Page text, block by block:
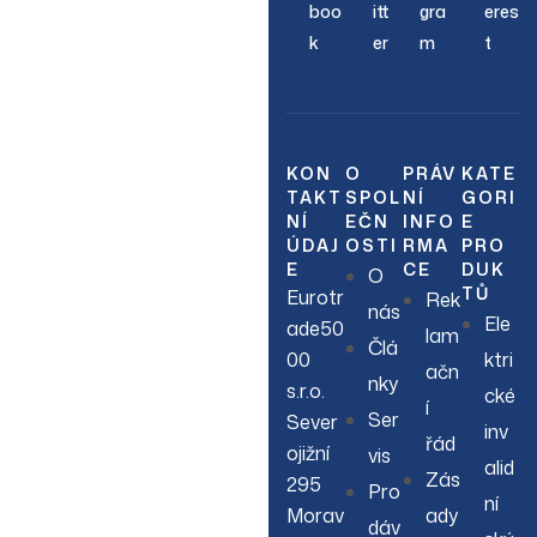
boo
k
itt
er
gra
m
eres
t
KON
TAKT
NÍ
ÚDAJ
E
Eurotr
ade50
00
s.r.o.
Sever
ojižní
295
Morav
O
SPOL
EČN
OSTI
O
nás
Člá
nky
Ser
vis
Pro
dáv
PRÁV
NÍ
INFO
RMA
CE
Rek
lam
ačn
í
řád
Zás
ady
KATE
GORI
E
PRO
DUK
TŮ
Ele
ktri
cké
inv
alid
ní